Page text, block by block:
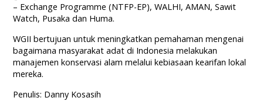
– Exchange Programme (NTFP-EP), WALHI, AMAN, Sawit
Watch, Pusaka dan Huma.
WGII bertujuan untuk meningkatkan pemahaman mengenai
bagaimana masyarakat adat di Indonesia melakukan
manajemen konservasi alam melalui kebiasaan kearifan lokal
mereka.
Penulis: Danny Kosasih